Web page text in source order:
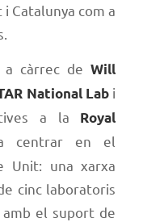
Catalunya com a
a càrrec deWill
National Lab i
a la Royal
centrar en el
Unit: una xarxa
cinc laboratoris
amb el suport de